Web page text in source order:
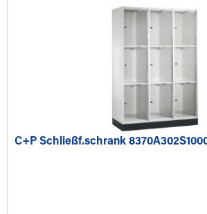
C+P Schließf.schrank